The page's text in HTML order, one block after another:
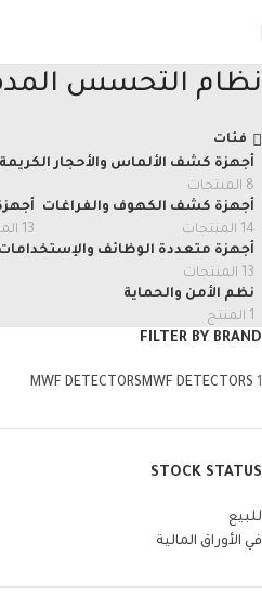
نظام التحسس
فئات
أجهزة كشف الألماس والأحجار الكريمة
8 المنتجات
أجهزة كشف الكهوف والفراغات
14 المنتجات
13 المنتجات
أجهزة متعددة الوظائف والإستخدامات
13 المنتجات
نظم الأمن والحماية
1 المنتج
FILTER BY BRAND
MWF DETECTORSMWF DETECTORS 1
STOCK STATUS
للبيع
في الأوراق المالية